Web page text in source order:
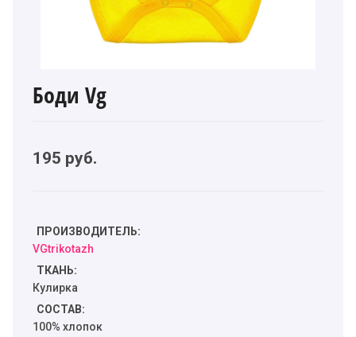
Боди Vg
195 руб.
ПРОИЗВОДИТЕЛЬ:
VGtrikotazh
ТКАНЬ:
Кулирка
СОСТАВ:
100% хлопок